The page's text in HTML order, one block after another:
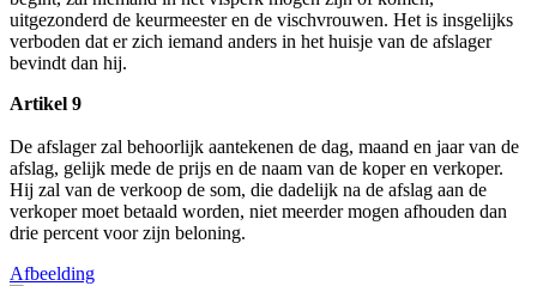
uitgezonderd de keurmeester en de vischvrouwen. Het is insgelijks
verboden dat er zich iemand anders in het huisje van de afslager
bevindt dan hij.
Artikel 9
De afslager zal behoorlijk aantekenen de dag, maand en jaar van de
afslag, gelijk mede de prijs en de naam van de koper en verkoper.
Hij zal van de verkoop de som, die dadelijk na de afslag aan de
verkoper moet betaald worden, niet meerder mogen afhouden dan
drie percent voor zijn beloning.
Afbeelding